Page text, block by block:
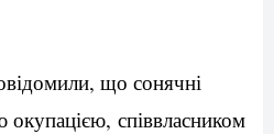
що сонячні
окупацією, співвласником